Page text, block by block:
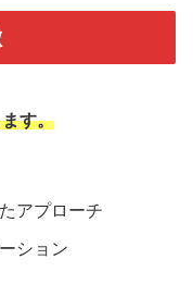
す。
アプローチ
ション